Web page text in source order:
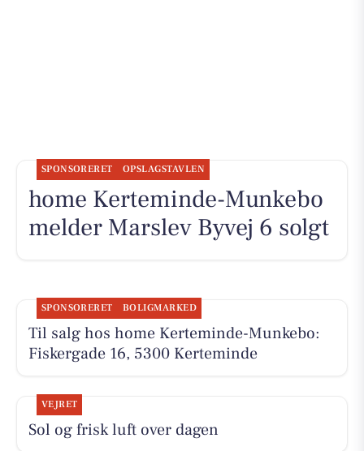
SPONSORERET OPSLAGSTAVLEN
home Kerteminde-Munkebo
melder Marslev Byvej 6 solgt
SPONSORERET BOLIGMARKED
Til salg hos home Kerteminde-Munkebo:
Fiskergade 16, 5300 Kerteminde
VEJRET
Sol og frisk luft over dagen